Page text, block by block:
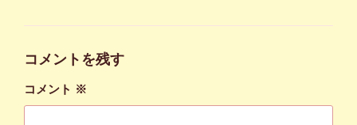
コメントを残す
コメント ※